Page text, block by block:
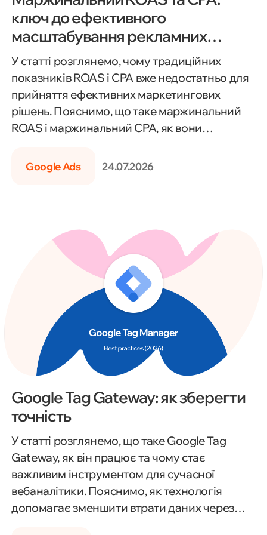
Google Ads 24.07.2026
ключ до ефективного
масштабування рекламних
інвестицій
У статті розглянемо, чому традиційних
показників ROAS і CPA вже недостатньо для
прийняття ефективних маркетингових
рішень. Пояснимо, що таке маржинальний
ROAS і маржинальний CPA, як вони
рекламних кампаній та визначити
метрики для контролю рекламних витрат,
підвищення рентабельності інвестицій і
прийняття обґрунтованих бізнес-рішень.
Google Tag Gateway: як зберегти
точність
У статті розглянемо, що таке Google Tag
Gateway, як він працює та чому стає
важливим інструментом для сучасної
вебаналітики. Пояснимо, як технологія
допомагає зменшити втрати даних через